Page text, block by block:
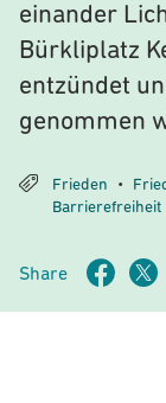
einander
Bürkliplatz
entzündet
genommen
Frieden •
Barrierefreiheit
Share